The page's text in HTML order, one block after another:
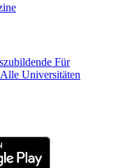
Für
Alle Universitäten